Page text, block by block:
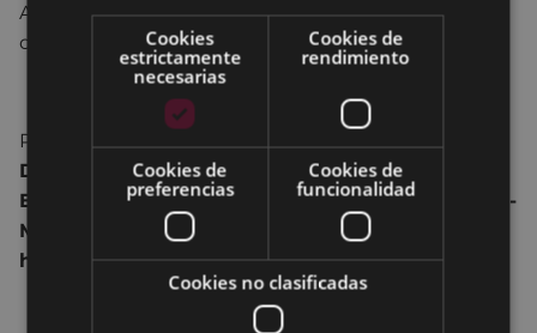
Además, participan laTamborrada de Eibary el
quinteto de metal “Molto Vivace”.
PROGRAMA:Donostiako Martxa - Diana Txikia -
Diana - Eibarko Herria - Idiarena - Urnietako
Ereserkia - Eibarko Martxa - Polka de Tambores -
Mutriku Herria - Retreta - Pantxika - Hau dek
hau - Katiuska - Debako Martxa - Tatiago
Cookies
estrictamente
necesarias
Cookies de
rendimiento
Cookies de
preferencias
Cookies de
funcionalidad
Cookies no clasificadas